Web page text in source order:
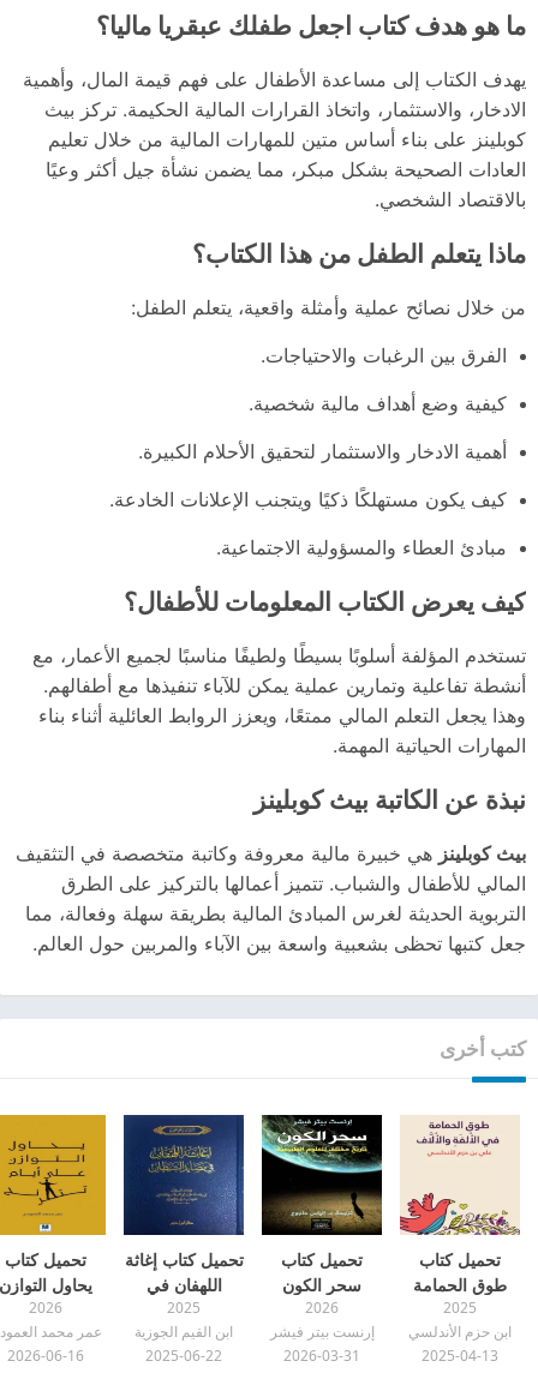
ما هو هدف كتاب اجعل طفلك عبقريا ماليا؟
يهدف الكتاب إلى مساعدة الأطفال على فهم قيمة المال، وأهمية
الادخار، والاستثمار، واتخاذ القرارات المالية الحكيمة. تركز بيث
كوبلينز على بناء أساس متين للمهارات المالية من خلال تعليم
العادات الصحيحة بشكل مبكر، مما يضمن نشأة جيل أكثر وعيًا
بالاقتصاد الشخصي.
ماذا يتعلم الطفل من هذا الكتاب؟
من خلال نصائح عملية وأمثلة واقعية، يتعلم الطفل:
الفرق بين الرغبات والاحتياجات.
كيفية وضع أهداف مالية شخصية.
أهمية الادخار والاستثمار لتحقيق الأحلام الكبيرة.
كيف يكون مستهلكًا ذكيًا ويتجنب الإعلانات الخادعة.
مبادئ العطاء والمسؤولية الاجتماعية.
كيف يعرض الكتاب المعلومات للأطفال؟
تستخدم المؤلفة أسلوبًا بسيطًا ولطيفًا مناسبًا لجميع الأعمار، مع
أنشطة تفاعلية وتمارين عملية يمكن للآباء تنفيذها مع أطفالهم.
وهذا يجعل التعلم المالي ممتعًا، ويعزز الروابط العائلية أثناء بناء
المهارات الحياتية المهمة.
نبذة عن الكاتبة بيث كوبلينز
بيث كوبلينز هي خبيرة مالية معروفة وكاتبة متخصصة في التثقيف
المالي للأطفال والشباب. تتميز أعمالها بالتركيز على الطرق
التربوية الحديثة لغرس المبادئ المالية بطريقة سهلة وفعالة، مما
جعل كتبها تحظى بشعبية واسعة بين الآباء والمربين حول العالم.
كتب أخرى
تحميل كتاب
طوق الحمامة
pdf
2025
ابن حزم الأندلسي
2025-04-13
تحميل كتاب
سحر الكون
(تاريخ مختلف
للعلوم الطبيعية)
pdf
2026
إرنست بيتر فيشر
2026-03-31
تحميل كتاب إغاثة
اللهفان في
مصايد الشيطان
pdf
2025
ابن القيم الجوزية
2025-06-22
تحميل كتاب
يحاول التوازن
على أيام
pdf
2026
عمر محمد
2026-06-16